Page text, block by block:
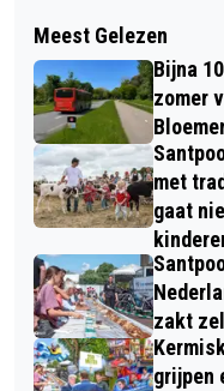
HEEMSTEDE:
DER WEIDEN
EEN
ÈCHT NODIG
Meest Gelezen
Bijna
zomer
met
gaat
zakt
grijpen